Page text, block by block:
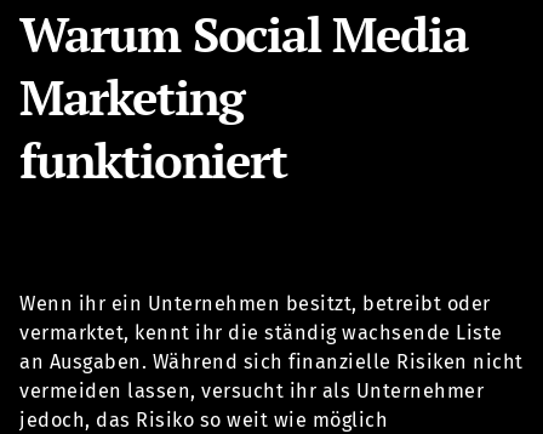
Warum Social Media
Marketing
funktioniert
Wenn ihr ein Unternehmen besitzt, betreibt oder
vermarktet, kennt ihr die ständig wachsende Liste
an Ausgaben. Während sich finanzielle Risiken nicht
vermeiden lassen, versucht ihr als Unternehmer
jedoch, das Risiko so weit wie möglich